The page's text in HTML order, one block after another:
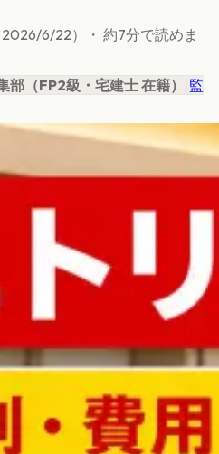
2026/6/22） ・ 約7分で読めま
部 （FP2級・宅建士 在籍）
監